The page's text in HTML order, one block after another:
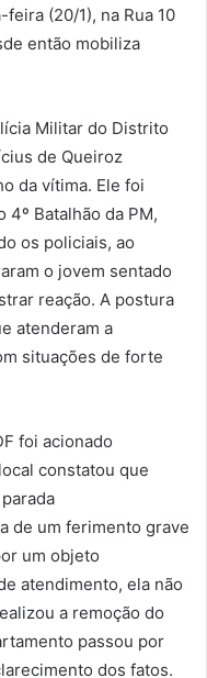
(20/1), na Rua 10
então mobiliza
Militar do Distrito
de Queiroz
da vítima. Ele foi
Batalhão da PM,
os policiais, ao
o jovem sentado
reação. A postura
atenderam a
situações de forte
foi acionado
constatou que
de um ferimento grave
um objeto
atendimento, ela não
a remoção do
passou por
dos fatos.